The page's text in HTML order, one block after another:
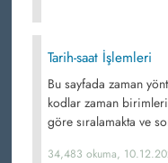
Tarih-saat İşlemleri
Bu sayfada zaman
kodlar zaman
göre sıralamakta ve
34,483 okuma,